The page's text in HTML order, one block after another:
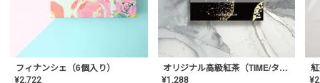
フィナンシェ（6個入り）
¥2,722
オリジナル高級紅茶（TIME/タイム）【ギフト/プチギフト/プレゼント/内祝い/結婚式/オリジナル配合/高品質/ハーブティー/茶葉/記念日/お返し/手土産/美容/おしゃれ】
¥1,288 ¥